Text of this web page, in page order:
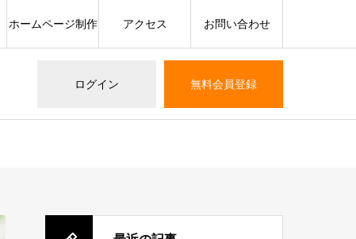
ログイン 無料会員登録
ホームページ制作 アクセス お問い合わせ